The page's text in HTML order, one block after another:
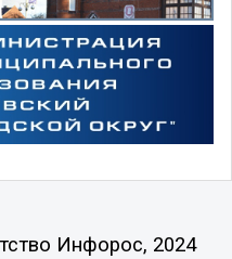
Инфорос, 2024